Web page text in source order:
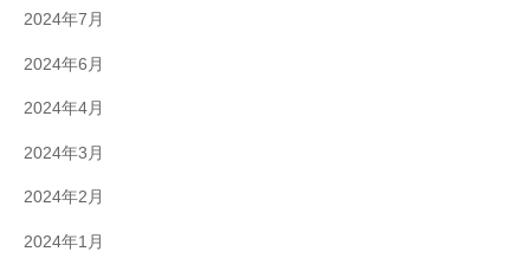
2024年7月
2024年6月
2024年4月
2024年3月
2024年2月
2024年1月